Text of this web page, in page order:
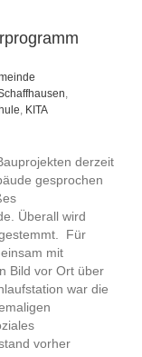
,
, KITA
derzeit
gesprochen
Überall wird
Für
mit
Bild vor Ort über
war die
vorher